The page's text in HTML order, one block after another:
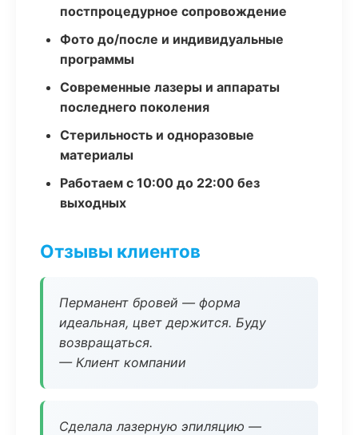
постпроцедурное сопровождение
Фото до/после и индивидуальные
программы
Современные лазеры и аппараты
последнего поколения
Стерильность и одноразовые
материалы
Работаем с 10:00 до 22:00 без
выходных
Отзывы клиентов
Перманент бровей — форма
идеальная, цвет держится. Буду
возвращаться.
— Клиент компании
Сделала лазерную эпиляцию —